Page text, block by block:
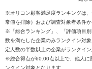
※オリコン顧客満足度ランキングは
常値を排除）および調査対象者条件
※「総合ランキング」、「評価項目
数を満たした企業のみランクイン対
定人数の半数以上の企業がランクイン
※総合得点が60.00点以上で、他人に
ンクイン対象となります。